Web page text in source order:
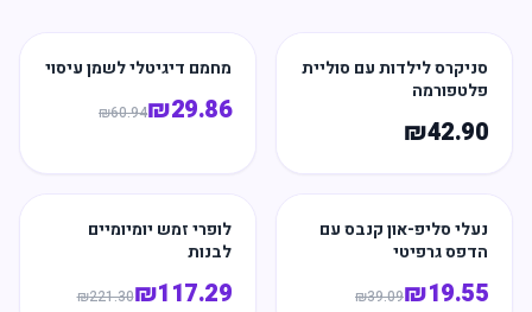
סניקרס לילדות עם סוליית
פלטפורמה
₪42.90
מחמם דיגיטלי לשמן עיסוי
₪29.86
₪60.94
נעלי סליפ-און קנבס עם
הדפס גרפיטי
₪19.55
₪39.09
לופרי זמש יומיומיים
לבנות
₪117.29
₪221.30